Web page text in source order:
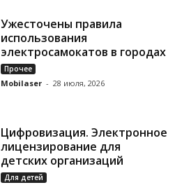
Ужесточены правила
использования
электросамокатов в городах
Прочее
Mobilaser - 28 июля, 2026
Цифровизация. Электронное
лицензирование для
детских организаций
Для детей